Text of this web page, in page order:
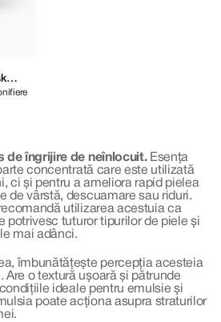
de îngrijire de neînlocuit.Esența
concentrată care este utilizată
ci și pentru a ameliora rapid pielea
de vârstă, descuamare sau riduri.
utilizarea acestuia ca
potrivesc tuturor tipurilor de piele și
mai adânci.
îmbunătățește percepția acesteia
o textură ușoară și pătrunde
ideale pentru emulsie și
poate acționa asupra straturilor